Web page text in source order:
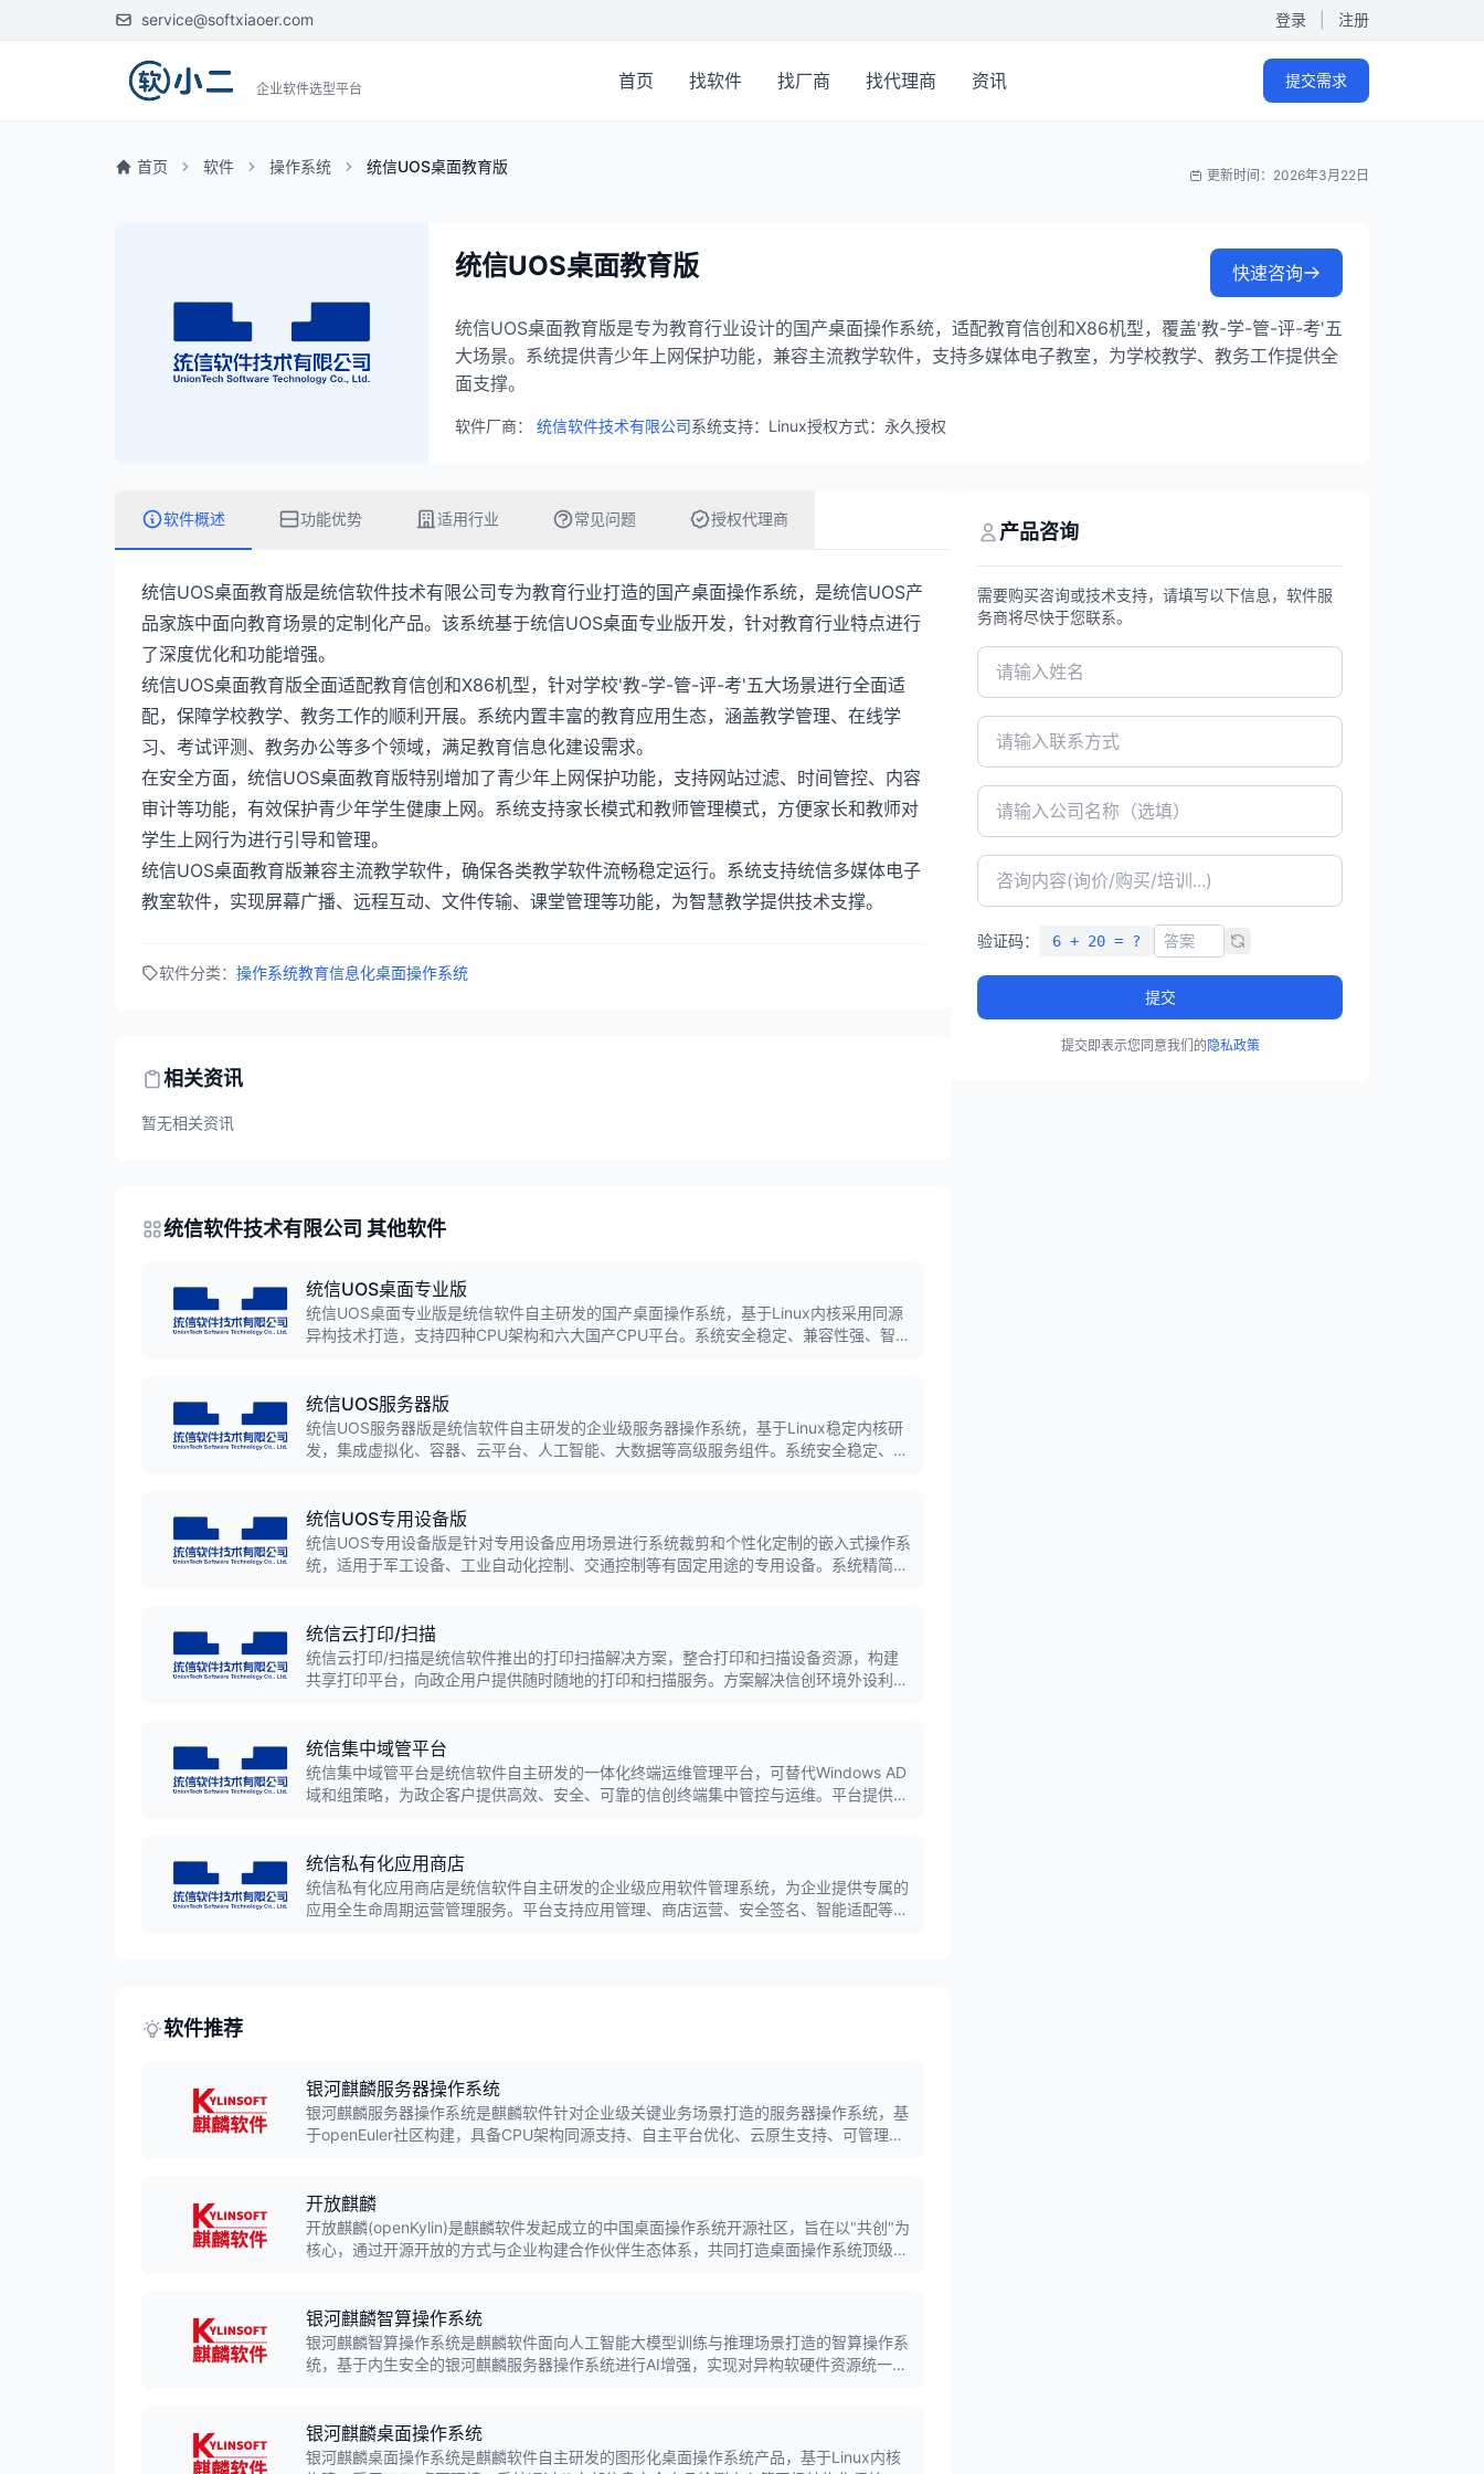
service@softxiaoer.com 登录 注册
企业软件选型平台 首页 找软件 找厂商 找代理商 资讯 提交需求
首页 软件 操作系统 统信UOS桌面教育版 更新时间：2026年3月22日
统信UOS桌面教育版 快速咨询
统信UOS桌面教育版是专为教育行业设计的国产桌面操作系统，适配教育信创和X86机型，覆盖'教-学-管-评-考'五
大场景。系统提供青少年上网保护功能，兼容主流教学软件，支持多媒体电子教室，为学校教学、教务工作提供全
面支撑。
软件厂商： 统信软件技术有限公司系统支持：Linux授权方式：永久授权
软件概述 功能优势 适用行业 常见问题 授权代理商
统信UOS桌面教育版是统信软件技术有限公司专为教育行业打造的国产桌面操作系统，是统信UOS产
品家族中面向教育场景的定制化产品。该系统基于统信UOS桌面专业版开发，针对教育行业特点进行
了深度优化和功能增强。
统信UOS桌面教育版全面适配教育信创和X86机型，针对学校'教-学-管-评-考'五大场景进行全面适
配，保障学校教学、教务工作的顺利开展。系统内置丰富的教育应用生态，涵盖教学管理、在线学
习、考试评测、教务办公等多个领域，满足教育信息化建设需求。
在安全方面，统信UOS桌面教育版特别增加了青少年上网保护功能，支持网站过滤、时间管控、内容
审计等功能，有效保护青少年学生健康上网。系统支持家长模式和教师管理模式，方便家长和教师对
学生上网行为进行引导和管理。
统信UOS桌面教育版兼容主流教学软件，确保各类教学软件流畅稳定运行。系统支持统信多媒体电子
教室软件，实现屏幕广播、远程互动、文件传输、课堂管理等功能，为智慧教学提供技术支撑。
软件分类： 操作系统教育信息化桌面操作系统
相关资讯
暂无相关资讯
统信软件技术有限公司 其他软件
统信UOS桌面专业版
统信UOS桌面专业版是统信软件自主研发的国产桌面操作系统，基于Linux内核采用同源
异构技术打造，支持四种CPU架构和六大国产CPU平台。系统安全稳定、兼容性强、智能
统信UOS服务器版
统信UOS服务器版是统信软件自主研发的企业级服务器操作系统，基于Linux稳定内核研
发，集成虚拟化、容器、云平台、人工智能、大数据等高级服务组件。系统安全稳定、性
统信UOS专用设备版
统信UOS专用设备版是针对专用设备应用场景进行系统裁剪和个性化定制的嵌入式操作系
统，适用于军工设备、工业自动化控制、交通控制等有固定用途的专用设备。系统精简高
统信云打印/扫描
统信云打印/扫描是统信软件推出的打印扫描解决方案，整合打印和扫描设备资源，构建
共享打印平台，向政企用户提供随时随地的打印和扫描服务。方案解决信创环境外设利旧
统信集中域管平台
统信集中域管平台是统信软件自主研发的一体化终端运维管理平台，可替代Windows AD
域和组策略，为政企客户提供高效、安全、可靠的信创终端集中管控与运维。平台提供统
统信私有化应用商店
统信私有化应用商店是统信软件自主研发的企业级应用软件管理系统，为企业提供专属的
应用全生命周期运营管理服务。平台支持应用管理、商店运营、安全签名、智能适配等功
软件推荐
银河麒麟服务器操作系统
银河麒麟服务器操作系统是麒麟软件针对企业级关键业务场景打造的服务器操作系统，基
于openEuler社区构建，具备CPU架构同源支持、自主平台优化、云原生支持、可管理
开放麒麟
开放麒麟(openKylin)是麒麟软件发起成立的中国桌面操作系统开源社区，旨在以"共创"为
核心，通过开源开放的方式与企业构建合作伙伴生态体系，共同打造桌面操作系统顶级社
银河麒麟智算操作系统
银河麒麟智算操作系统是麒麟软件面向人工智能大模型训练与推理场景打造的智算操作系
统，基于内生安全的银河麒麟服务器操作系统进行AI增强，实现对异构软硬件资源统一管
银河麒麟桌面操作系统
银河麒麟桌面操作系统是麒麟软件自主研发的图形化桌面操作系统产品，基于Linux内核
产品咨询
需要购买咨询或技术支持，请填写以下信息，软件服
务商将尽快于您联系。
验证码： 6 + 20 = ?
提交
提交即表示您同意我们的隐私政策